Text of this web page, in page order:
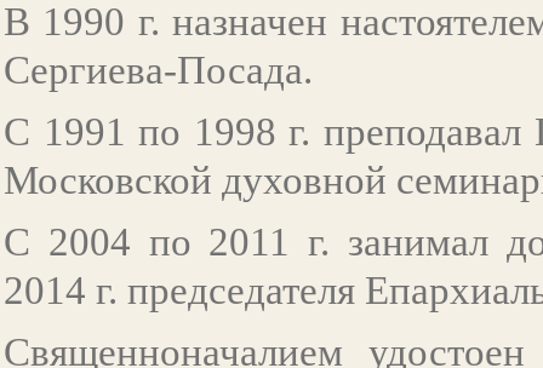
В 1990 г. назначен
Сергиева-Посада.
С 1991 по 1998 г.
Московской духовной
С 2004 по 2011 г. занимал
2014 г. председателя
Священноначалием